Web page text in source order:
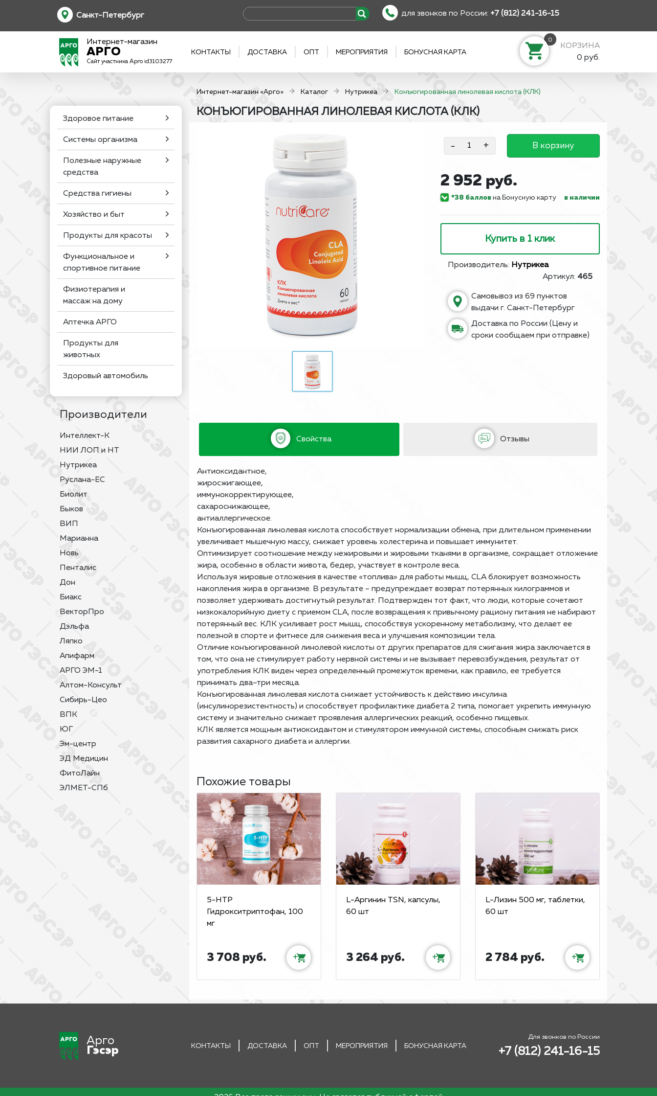
Санкт-Петербург для звонков по России: +7 (812) 241-16-15
Интернет-магазин
АРГО
Сайт участника Арго id3103277
КОНТАКТЫ ДОСТАВКА ОПТ МЕРОПРИЯТИЯ БОНУСНАЯ КАРТА
0
КОРЗИНА
0 руб.
Интернет-магазин «Арго» Каталог Нутрикеа Конъюгированная линолевая кислота (КЛК)
Здоровое питание
Системы организма
Полезные наружные
средства
Средства гигиены
Хозяйство и быт
Продукты для красоты
Функциональное и
спортивное питание
Физиотерапия и
массаж на дому
Аптечка АРГО
Продукты для
животных
Здоровый автомобиль
Производители
Интеллект-К
НИИ ЛОП и НТ
Нутрикеа
Руслана-ЕС
Биолит
Быков
ВИП
Марианна
Новь
Пенталис
Дон
Биакс
ВекторПро
Дэльфа
Ляпко
Апифарм
АРГО ЭМ-1
Алтом-Консульт
Сибирь-Цео
ВПК
ЮГ
Эм-центр
ЭД Медицин
ФитоЛайн
ЭЛМЕТ-СПб
КОНЪЮГИРОВАННАЯ ЛИНОЛЕВАЯ КИСЛОТА (КЛК)
- + В корзину
2 952 руб.
*38 балловна Бонусную карту в наличии
Купить в 1 клик
Производитель: Нутрикеа
Артикул: 465
Самовывоз из 69 пунктов
выдачи г. Санкт-Петербург
Доставка по России (Цену и
сроки сообщаем при отправке)
Свойства Отзывы
Антиоксидантное,
жиросжигающее,
иммунокорректирующее,
сахароснижающее,
антиаллергическое.
Конъюгированная линолевая кислота способствует нормализации обмена, при длительном применении
увеличивает мышечную массу, снижает уровень холестерина и повышает иммунитет.
Оптимизирует соотношение между нежировыми и жировыми тканями в организме, сокращает отложение
жира, особенно в области живота, бедер, участвует в контроле веса.
Используя жировые отложения в качестве «топлива» для работы мышц, CLA блокирует возможность
накопления жира в организме. В результате – предупреждает возврат потерянных килограммов и
позволяет удерживать достигнутый результат. Подтвержден тот факт, что люди, которые сочетают
низкокалорийную диету с приемом CLA, после возвращения к привычному рациону питания не набирают
потерянный вес. КЛК усиливает рост мышц, способствуя ускоренному метаболизму, что делает ее
полезной в спорте и фитнесе для снижения веса и улучшения композиции тела.
Отличие конъюгированной линолевой кислоты от других препаратов для сжигания жира заключается в
том, что она не стимулирует работу нервной системы и не вызывает перевозбуждения, результат от
употребления КЛК виден через определенный промежуток времени, как правило, ее требуется
принимать два–три месяца.
Конъюгированная линолевая кислота снижает устойчивость к действию инсулина
(инсулинорезистентность) и способствует профилактике диабета 2 типа, помогает укрепить иммунную
систему и значительно снижает проявления аллергических реакций, особенно пищевых.
КЛК является мощным антиоксидантом и стимулятором иммунной системы, способным снижать риск
развития сахарного диабета и аллергии.
Похожие товары
5-HTP
Гидрокситриптофан, 100
мг
3 708 руб. +
L-Аргинин TSN, капсулы,
60 шт
3 264 руб. +
L-Лизин 500 мг, таблетки,
60 шт
2 784 руб. +
Арго
Гэсэр
КОНТАКТЫ ДОСТАВКА ОПТ МЕРОПРИЯТИЯ БОНУСНАЯ КАРТА
Для звонков по России
+7 (812) 241-16-15